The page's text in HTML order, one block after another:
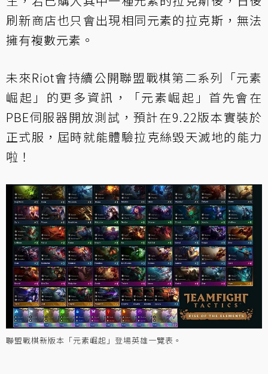
刷新商店也只會出現相同元素的拉克斯，無法
擁有複數元素。
未來Riot會持續公開聯盟戰棋第二系列「元素
崛起」的更多資訊，「元素崛起」首先會在
PBE伺服器開放測試，預計在9.22版本實裝於
正式服，屆時就能體驗拉克絲毀天滅地的能力
啦！
聯盟戰棋新版本「元素崛起」登場英雄一覽表。